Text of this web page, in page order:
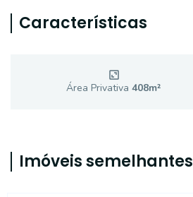
Características
Área Privativa 408m²
Imóveis semelhantes